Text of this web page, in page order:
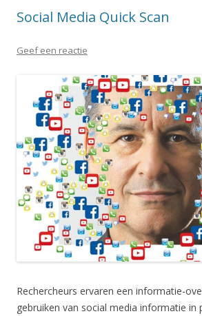
Social Media Quick Scan
Geef een reactie
Rechercheurs ervaren een informatie-
gebruiken van social media informatie in